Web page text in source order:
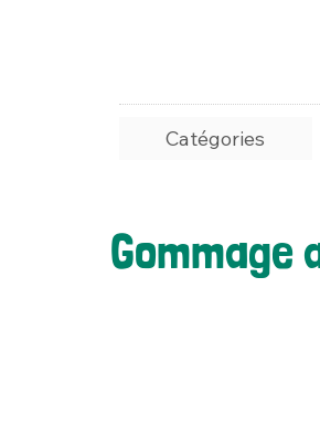
Catégories
Gommage